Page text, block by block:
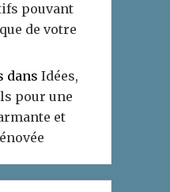
pouvant
de votre
dans Idées,
pour une
et